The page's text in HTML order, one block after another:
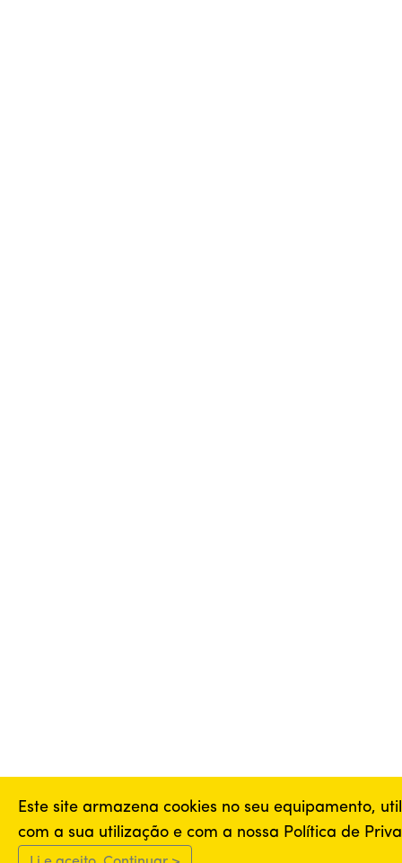
Este site armazena cookies no seu equipamento,
com a sua utilização e com a nossa Política de